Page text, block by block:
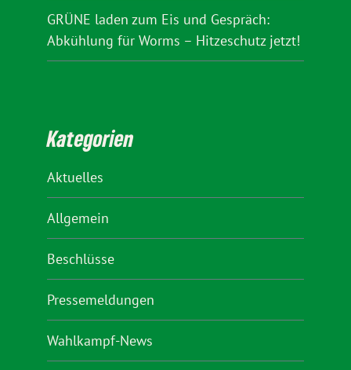
GRÜNE laden zum Eis und Gespräch:
Abkühlung für Worms – Hitzeschutz jetzt!
Kategorien
Aktuelles
Allgemein
Beschlüsse
Pressemeldungen
Wahlkampf-News